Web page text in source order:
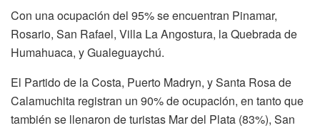
Con una ocupación del 95% se encuentran Pinamar,
Rosario, San Rafael, Villa La Angostura, la Quebrada de
Humahuaca, y Gualeguaychú.
El Partido de la Costa, Puerto Madryn, y Santa Rosa de
Calamuchita registran un 90% de ocupación, en tanto que
también se llenaron de turistas Mar del Plata (83%), San